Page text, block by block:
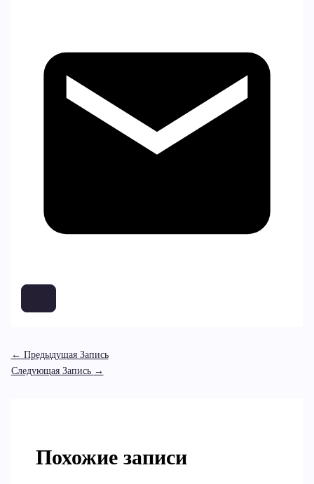
← Предыдущая Запись
Следующая Запись →
Похожие записи